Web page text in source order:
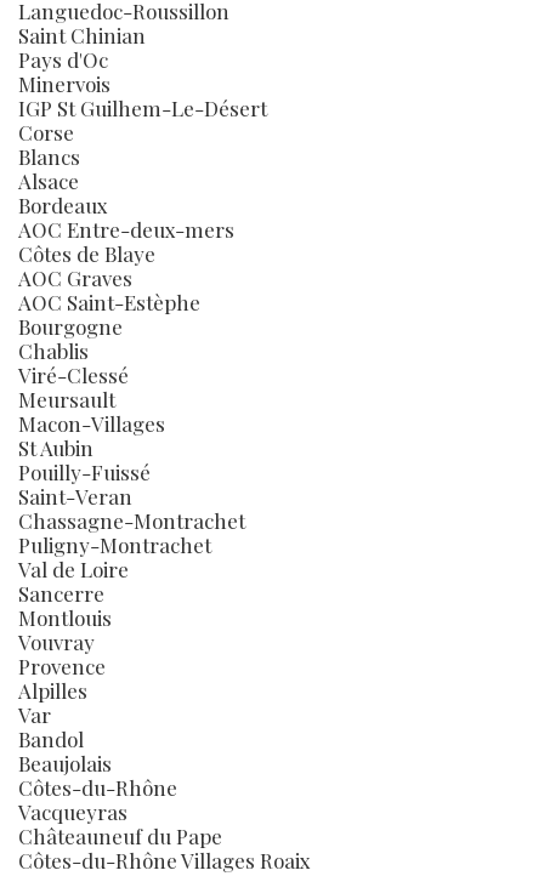
Languedoc-Roussillon
Saint Chinian
Pays d'Oc
Minervois
IGP St Guilhem-Le-Désert
Corse
Blancs
Alsace
Bordeaux
AOC Entre-deux-mers
Côtes de Blaye
AOC Graves
AOC Saint-Estèphe
Bourgogne
Chablis
Viré-Clessé
Meursault
Macon-Villages
St Aubin
Pouilly-Fuissé
Saint-Veran
Chassagne-Montrachet
Puligny-Montrachet
Val de Loire
Sancerre
Montlouis
Vouvray
Provence
Alpilles
Var
Bandol
Beaujolais
Côtes-du-Rhône
Vacqueyras
Châteauneuf du Pape
Côtes-du-Rhône Villages Roaix